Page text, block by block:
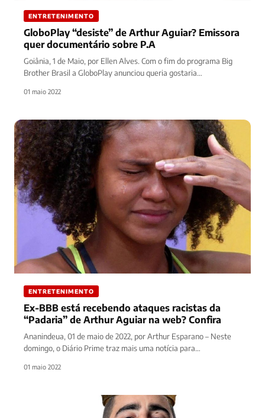
ENTRETENIMENTO
GloboPlay “desiste” de Arthur Aguiar? Emissora
quer documentário sobre P.A
Goiânia, 1 de Maio, por Ellen Alves. Com o fim do programa Big
Brother Brasil a GloboPlay anunciou queria gostaria…
01 maio 2022
ENTRETENIMENTO
Ex-BBB está recebendo ataques racistas da
“Padaria” de Arthur Aguiar na web? Confira
Ananindeua, 01 de maio de 2022, por Arthur Esparano – Neste
domingo, o Diário Prime traz mais uma notícia para…
01 maio 2022